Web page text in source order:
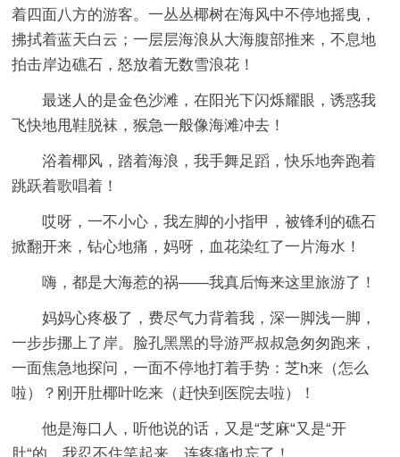
着四面八方的游客。一丛丛椰树在海风中不停地摇曳，
拂拭着蓝天白云；一层层海浪从大海腹部推来，不息地
拍击岸边礁石，怒放着无数雪浪花！
最迷人的是金色沙滩，在阳光下闪烁耀眼，诱惑我
飞快地甩鞋脱袜，猴急一般像海滩冲去！
浴着椰风，踏着海浪，我手舞足蹈，快乐地奔跑着
跳跃着歌唱着！
哎呀，一不小心，我左脚的小指甲，被锋利的礁石
掀翻开来，钻心地痛，妈呀，血花染红了一片海水！
嗨，都是大海惹的祸――我真后悔来这里旅游了！
妈妈心疼极了，费尽气力背着我，深一脚浅一脚，
一步步挪上了岸。脸孔黑黑的导游严叔叔急匆匆跑来，
一面焦急地探问，一面不停地打着手势：芝h来（怎么
啦）？刚开肚椰叶吃来（赶快到医院去啦）！
他是海口人，听他说的话，又是“芝麻“又是“开